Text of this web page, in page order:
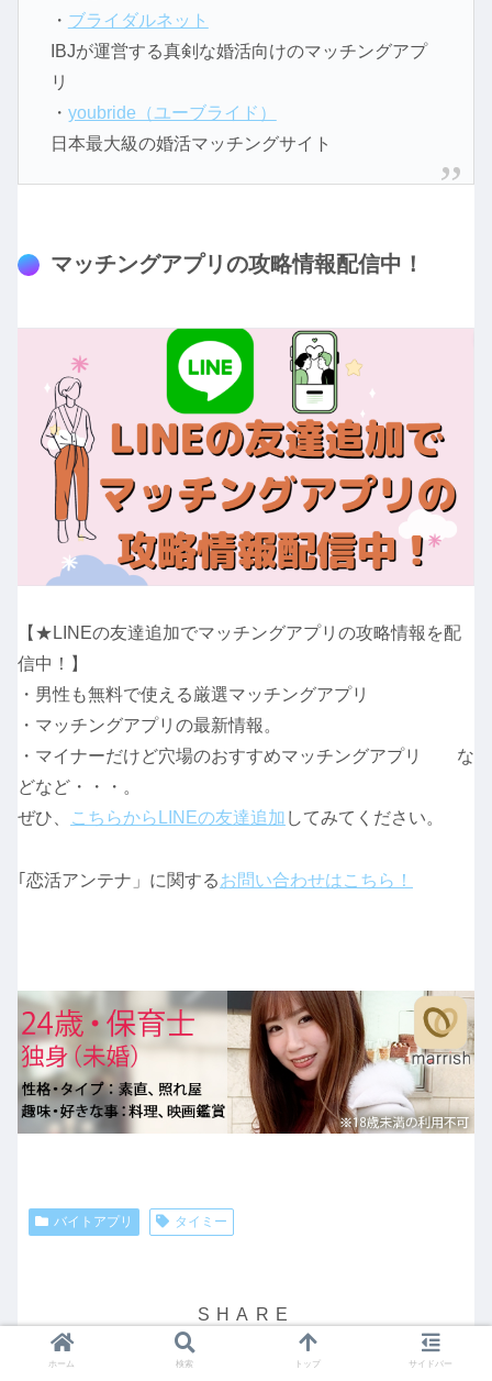
・ ブライダルネット
IBJが運営する真剣な婚活向けのマッチングアプ
リ
・ youbride（ユーブライド）
日本最大級の婚活マッチングサイト
マッチングアプリの攻略情報配信中！
【★LINEの友達追加でマッチングアプリの攻略情報を配
信中！】
・男性も無料で使える厳選マッチングアプリ
・マッチングアプリの最新情報。
・マイナーだけど穴場のおすすめマッチングアプリ な
どなど・・・。
ぜひ、
こちらからLINEの友達追加 してみてください。
｢恋活アンテナ」に関するお問い合わせはこちら！
バイトアプリ タイミー
ホーム 検索 トップ サイドバー